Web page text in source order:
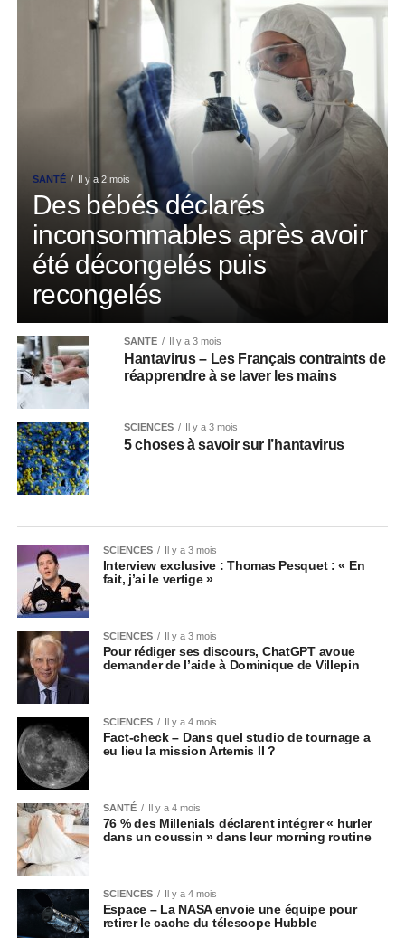
SANTÉ Il y a 2 mois
Des bébés déclarés
inconsommables après avoir
été décongelés puis
recongelés
SANTÉ Il y a 3 mois
Hantavirus – Les Français contraints de
réapprendre à se laver les mains
SCIENCES Il y a 3 mois
5 choses à savoir sur l’hantavirus
SCIENCES Il y a 3 mois
Interview exclusive : Thomas Pesquet : « En
fait, j’ai le vertige »
SCIENCES Il y a 3 mois
Pour rédiger ses discours, ChatGPT avoue
demander de l’aide à Dominique de Villepin
SCIENCES Il y a 4 mois
Fact-check – Dans quel studio de tournage a
eu lieu la mission Artemis II ?
SANTÉ Il y a 4 mois
76 % des Millenials déclarent intégrer « hurler
dans un coussin » dans leur morning routine
SCIENCES Il y a 4 mois
Espace – La NASA envoie une équipe pour
retirer le cache du télescope Hubble